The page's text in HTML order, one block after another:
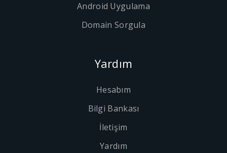
Android Uygulama
Domain Sorgula
Yardım
Hesabım
Bilgi Bankası
İletişim
Yardım